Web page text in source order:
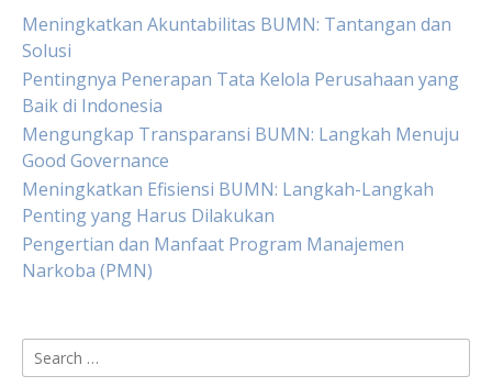
Meningkatkan Akuntabilitas BUMN: Tantangan dan
Solusi
Pentingnya Penerapan Tata Kelola Perusahaan yang
Baik di Indonesia
Mengungkap Transparansi BUMN: Langkah Menuju
Good Governance
Meningkatkan Efisiensi BUMN: Langkah-Langkah
Penting yang Harus Dilakukan
Pengertian dan Manfaat Program Manajemen
Narkoba (PMN)
Search
for: